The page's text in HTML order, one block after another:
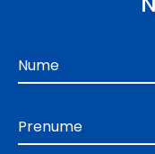
Nume
Prenume